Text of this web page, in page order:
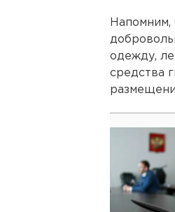
Напомним,
одежду,
средства